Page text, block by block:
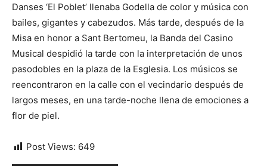
Danses ‘El Poblet’ llenaba Godella de color y música con
bailes, gigantes y cabezudos. Más tarde, después de la
Misa en honor a Sant Bertomeu, la Banda del Casino
Musical despidió la tarde con la interpretación de unos
pasodobles en la plaza de la Esglesia. Los músicos se
reencontraron en la calle con el vecindario después de
largos meses, en una tarde-noche llena de emociones a
flor de piel.
Post Views: 649